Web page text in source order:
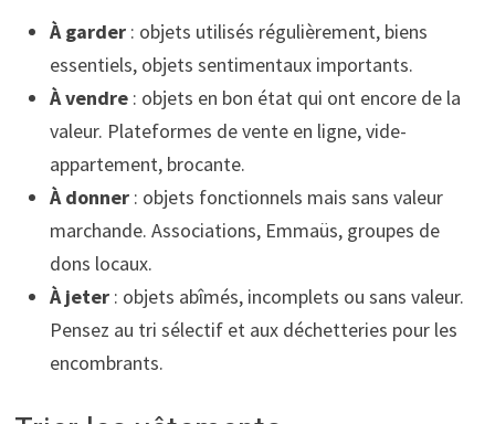
À garder: objets utilisés régulièrement, biens
essentiels, objets sentimentaux importants.
À vendre: objets en bon état qui ont encore de la
valeur. Plateformes de vente en ligne, vide-
appartement, brocante.
À donner: objets fonctionnels mais sans valeur
marchande. Associations, Emmaüs, groupes de
dons locaux.
À jeter: objets abîmés, incomplets ou sans valeur.
Pensez au tri sélectif et aux déchetteries pour les
encombrants.